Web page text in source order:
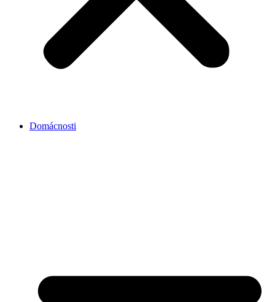
Domácnosti